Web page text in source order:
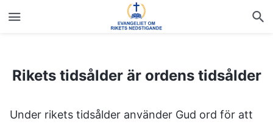
Rikets tidsålder är ordens tidsålder
Rikets tidsålder är ordens tidsålder
Under rikets tidsålder använder Gud ord för att